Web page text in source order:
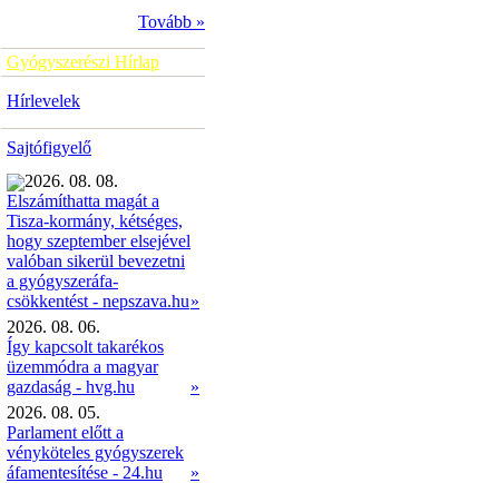
Tovább »
Gyógyszerészi Hírlap
Hírlevelek
Sajtófigyelő
2026. 08. 08.
Elszámíthatta magát a
Tisza-kormány, kétséges,
hogy szeptember elsejével
valóban sikerül bevezetni
a gyógyszeráfa-
csökkentést - nepszava.hu»
2026. 08. 06.
Így kapcsolt takarékos
üzemmódra a magyar
gazdaság - hvg.hu
»
2026. 08. 05.
Parlament előtt a
vényköteles gyógyszerek
áfamentesítése - 24.hu
»